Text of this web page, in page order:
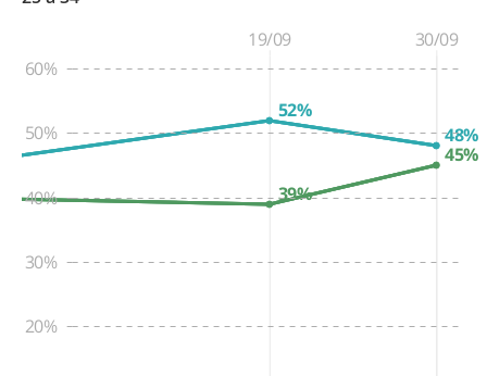
20%
30%
40%
50%
60%
19/09 30/09
48%
39%
45%
52%